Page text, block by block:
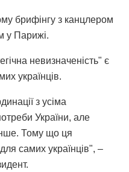
брифінгу з канцлером
у Парижі.
невизначеність" є
українців.
з усіма
України, але
Тому що ця
самих українців", –